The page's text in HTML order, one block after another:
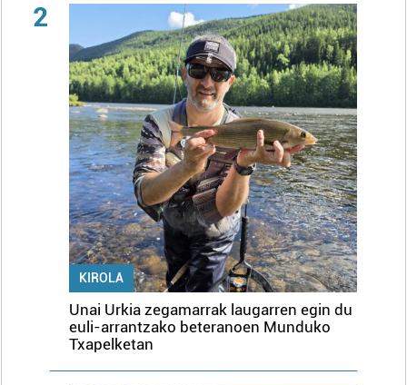
2
KIROLA
Unai Urkia zegamarrak laugarren egin du
euli-arrantzako beteranoen Munduko
Txapelketan